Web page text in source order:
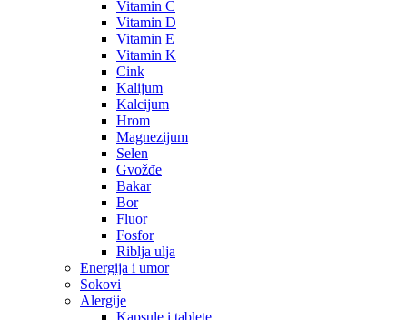
Vitamin C
Vitamin D
Vitamin E
Vitamin K
Cink
Kalijum
Kalcijum
Hrom
Magnezijum
Selen
Gvožđe
Bakar
Bor
Fluor
Fosfor
Riblja ulja
Energija i umor
Sokovi
Alergije
Kapsule i tablete